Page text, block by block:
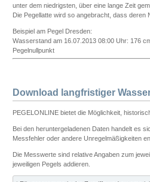
unter dem niedrigsten, über eine lange Zeit
Die Pegellatte wird so angebracht, dass deren
Beispiel am Pegel Dresden:
Wasserstand am 16.07.2013 08:00 Uhr: 176
Pegelnullpunkt
Download langfristiger
PEGELONLINE bietet die Möglichkeit,
Bei den heruntergeladenen Daten handelt es
Messfehler oder andere Unregelmäßigkeiten
Die Messwerte sind relative Angaben zum
jeweiligen Pegels addieren.